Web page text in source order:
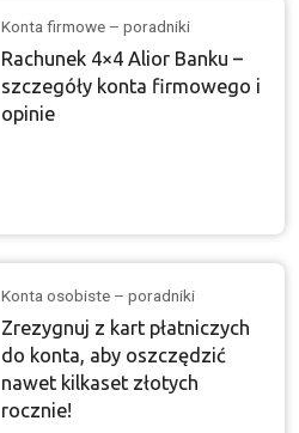
Konta firmowe – poradniki
Rachunek 4×4 Alior Banku –
szczegóły konta firmowego i
opinie
Konta osobiste – poradniki
Zrezygnuj z kart płatniczych
do konta, aby oszczędzić
nawet kilkaset złotych
rocznie!